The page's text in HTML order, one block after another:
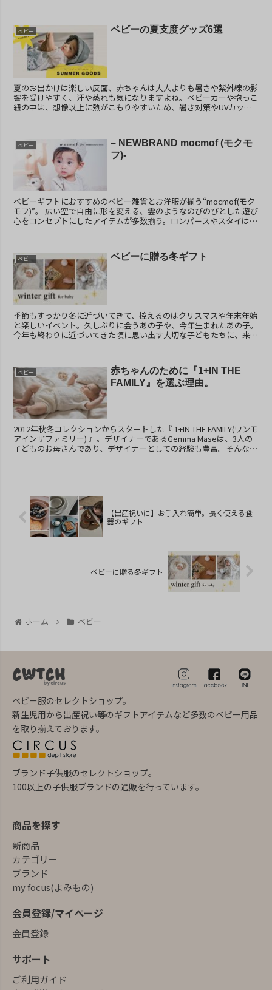
ベビー ベビーの夏支度グッズ6選
夏のお出かけは楽しい反面、赤ちゃんは大人よりも暑さや紫外線の影
響を受けやすく、汗や蒸れも気になりますよね。ベビーカーや抱っこ
紐の中は、想像以上に熱がこもりやすいため、暑さ対策やUVカット
ベビー
– NEWBRAND mocmof (モクモ
フ)-
ベビーギフトにおすすめのベビー雑貨とお洋服が揃う“mocmof(モク
モフ)”。 広い空で自由に形を変える、雲のようなのびのびとした遊び
心をコンセプトにしたアイテムが多数揃う。ロンパースやスタイはも
ベビー ベビーに贈る冬ギフト
季節もすっかり冬に近づいてきて、控えるのはクリスマスや年末年始
と楽しいイベント。久しぶりに会うあの子や、今年生まれたあの子。
今年も終わりに近づいてきた頃に思い出す大切な子どもたちに、来年
ベビー
赤ちゃんのために『1+IN THE
FAMILY』を選ぶ理由。
2012年秋冬コレクションからスタートした『 1+IN THE FAMILY(ワンモ
アインザファミリー) 』。デザイナーであるGemma Maseは、3人の
子どものお母さんであり、デザイナーとしての経験も豊富。そんな彼
【出産祝いに】お手入れ簡単。長く使える食
器のギフト
ベビーに贈る冬ギフト
ホーム ベビー
ベビー服のセレクトショップ。
新生児用から出産祝い等のギフトアイテムなど多数のベビー用品
を取り揃えております。
ブランド子供服のセレクトショップ。
100以上の子供服ブランドの通販を行っています。
商品を探す
新商品
カテゴリー
ブランド
my focus(よみもの)
会員登録/マイページ
会員登録
サポート
ご利用ガイド